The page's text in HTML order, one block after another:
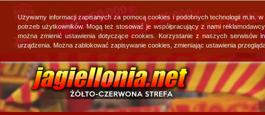
Używamy informacji zapisanych za pomocą cookies i podobnych technologii
potrzeb użytkowników. Mogą też stosować je współpracujący z nami
można zmienić ustawienia dotyczące cookies. Korzystanie z naszych
urządzenia. Można zablokować zapisywanie cookies, zmieniając ustawienia